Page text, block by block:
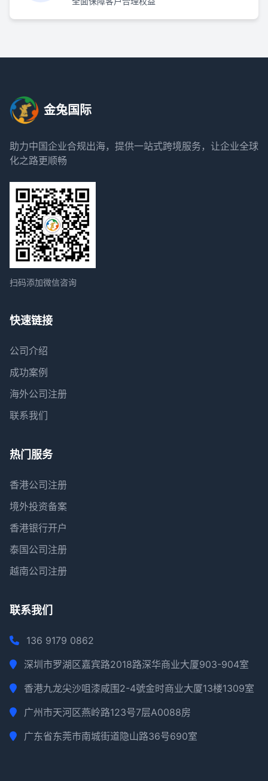
金兔国际
助力中国企业合规出海，提供一站式跨境服务，让企业全球
化之路更顺畅
扫码添加微信咨询
快速链接
公司介绍
成功案例
海外公司注册
联系我们
热门服务
香港公司注册
境外投资备案
香港银行开户
泰国公司注册
越南公司注册
联系我们
136 9179 0862
深圳市罗湖区嘉宾路2018路深华商业大厦903-904室
香港九龙尖沙咀漆咸围2-4號金时商业大厦13楼1309室
广州市天河区燕岭路123号7层A0088房
广东省东莞市南城街道隐山路36号690室